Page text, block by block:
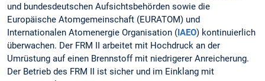
und bundesdeutschen Aufsichtsbehörden sowie die
Europäische Atomgemeinschaft (EURATOM) und
Internationalen Atomenergie Organisation (IAEO) kontinuierlich
überwachen. Der FRM II arbeitet mit Hochdruck an der
Umrüstung auf einen Brennstoff mit niedrigerer Anreicherung.
Der Betrieb des FRM II ist sicher und im Einklang mit